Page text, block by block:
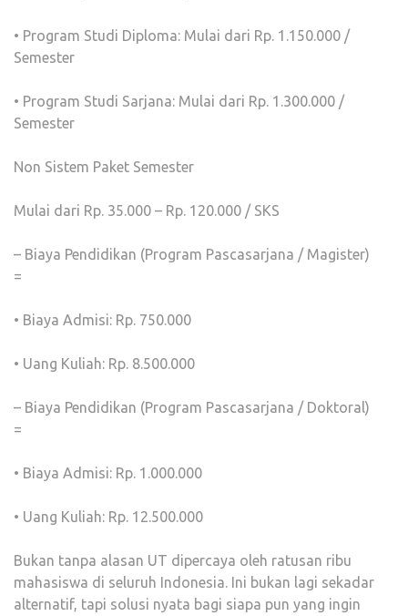
• Program Studi Diploma: Mulai dari Rp. 1.150.000 /
Semester
• Program Studi Sarjana: Mulai dari Rp. 1.300.000 /
Semester
Non Sistem Paket Semester
Mulai dari Rp. 35.000 – Rp. 120.000 / SKS
– Biaya Pendidikan (Program Pascasarjana / Magister)
=
• Biaya Admisi: Rp. 750.000
• Uang Kuliah: Rp. 8.500.000
– Biaya Pendidikan (Program Pascasarjana / Doktoral)
=
• Biaya Admisi: Rp. 1.000.000
• Uang Kuliah: Rp. 12.500.000
Bukan tanpa alasan UT dipercaya oleh ratusan ribu
mahasiswa di seluruh Indonesia. Ini bukan lagi sekadar
alternatif, tapi solusi nyata bagi siapa pun yang ingin